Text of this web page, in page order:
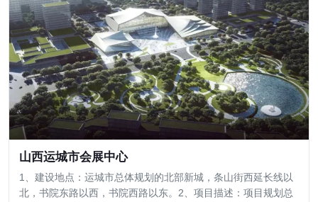
山西运城市会展中心
1、建设地点：运城市总体规划的北部新城，条山街西延长线以
北，书院东路以西，书院西路以东。2、项目描述：项目规划总